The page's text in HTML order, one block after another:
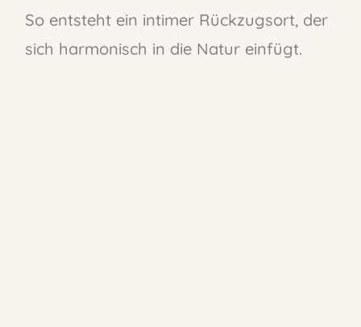
So entsteht ein intimer Rückzugsort, der
sich harmonisch in die Natur einfügt.